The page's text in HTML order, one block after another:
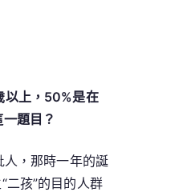
以上，50%是在
題目？
人，那時一年的誕
孩”的目的人群